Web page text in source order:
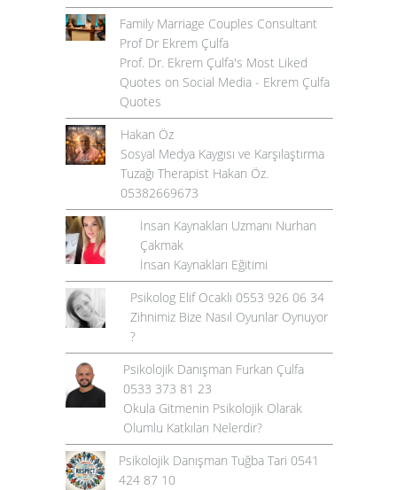
Family Marriage Couples Consultant
Prof Dr Ekrem Çulfa
Prof. Dr. Ekrem Çulfa's Most Liked
Quotes on Social Media - Ekrem Çulfa
Quotes
Hakan Öz
Sosyal Medya Kaygısı ve Karşılaştırma
Tuzağı Therapist Hakan Öz.
05382669673
İnsan Kaynakları Uzmanı Nurhan
Çakmak
İnsan Kaynakları Eğitimi
Psikolog Elif Ocaklı 0553 926 06 34
Zihnimiz Bize Nasıl Oyunlar Oynuyor
?
Psikolojik Danışman Furkan Çulfa
0533 373 81 23
Okula Gitmenin Psikolojik Olarak
Olumlu Katkıları Nelerdir?
Psikolojik Danışman Tuğba Tari 0541
424 87 10